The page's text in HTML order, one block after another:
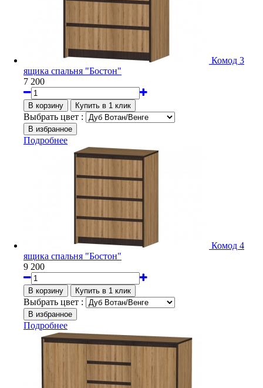
Комод 3
ящика спальня "Бостон"
7 200
Выбрать цвет :
Подробнее
Комод 4
ящика спальня "Бостон"
9 200
Выбрать цвет :
Подробнее